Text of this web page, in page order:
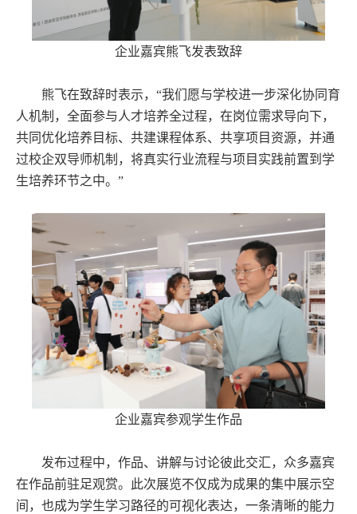
企业嘉宾熊飞发表致辞
熊飞在致辞时表示，“我们愿与学校进一步深化协同育
人机制，全面参与人才培养全过程，在岗位需求导向下，
共同优化培养目标、共建课程体系、共享项目资源，并通
过校企双导师机制，将真实行业流程与项目实践前置到学
生培养环节之中。”
企业嘉宾参观学生作品
发布过程中，作品、讲解与讨论彼此交汇，众多嘉宾
在作品前驻足观赏。此次展览不仅成为成果的集中展示空
间，也成为学生学习路径的可视化表达，一条清晰的能力